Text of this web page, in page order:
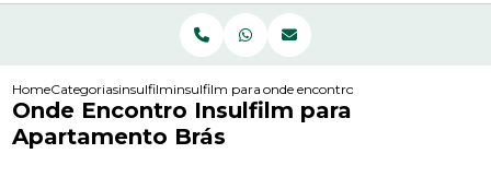
HomeCategoriasinsulfilminsulfilm para janela residencial
onde encontro insulfilm para
Onde Encontro Insulfilm para
Apartamento Brás